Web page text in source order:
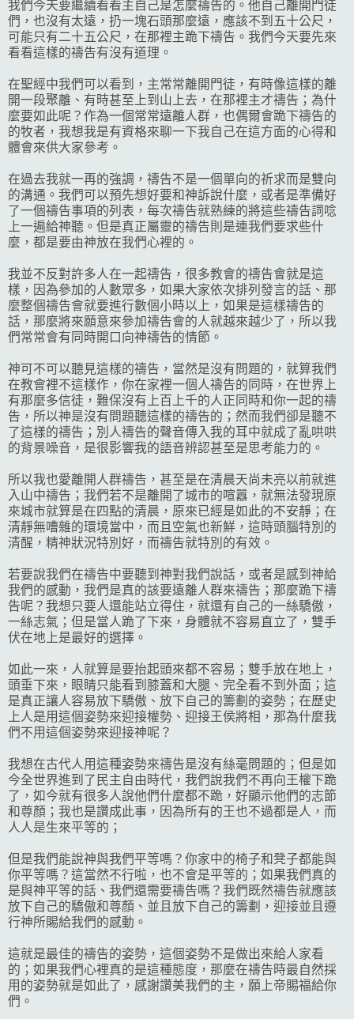
我們今天要繼續看看主自己是怎麼禱告的。他自己離開門徒
們，也沒有太遠，扔一塊石頭那麼遠，應該不到五十公尺，
可能只有二十五公尺，在那裡主跪下禱告。我們今天要先來
看看這樣的禱告有沒有道理。
在聖經中我們可以看到，主常常離開門徒，有時像這樣的離
開一段聚離、有時甚至上到山上去，在那裡主才禱告；為什
麼要如此呢？作為一個常常遠離人群，也偶爾會跪下禱告的
的牧者，我想我是有資格來聊一下我自己在這方面的心得和
體會來供大家參考。
在過去我就一再的強調，禱告不是一個單向的祈求而是雙向
的溝通。我們可以預先想好要和神訴說什麼，或者是準備好
了一個禱告事項的列表，每次禱告就熟練的將這些禱告詞唸
上一遍給神聽。但是真正屬靈的禱告則是連我們要求些什
麼，都是要由神放在我們心裡的。
我並不反對許多人在一起禱告，很多教會的禱告會就是這
樣，因為參加的人數眾多，如果大家依次排列發言的話、那
麼整個禱告會就要進行數個小時以上，如果是這樣禱告的
話，那麼將來願意來參加禱告會的人就越來越少了，所以我
們常常會有同時開口向神禱告的情節。
神可不可以聽見這樣的禱告，當然是沒有問題的，就算我們
在教會裡不這樣作，你在家裡一個人禱告的同時，在世界上
有那麼多信徒，難保沒有上百上千的人正同時和你一起的禱
告，所以神是沒有問題聽這樣的禱告的；然而我們卻是聽不
了這樣的禱告；別人禱告的聲音傳入我的耳中就成了亂哄哄
的背景噪音，是很影響我的語音辨認甚至是思考能力的。
所以我也愛離開人群禱告，甚至是在清晨天尚未亮以前就進
入山中禱告；我們若不是離開了城市的喧囂，就無法發現原
來城市就算是在四點的清晨，原來已經是如此的不安靜；在
清靜無嘈雜的環境當中，而且空氣也新鮮，這時頭腦特別的
清醒，精神狀況特別好，而禱告就特別的有效。
若要說我們在禱告中要聽到神對我們說話，或者是感到神給
我們的感動，我們是真的該要遠離人群來禱告；那麼跪下禱
告呢？我想只要人還能站立得住，就還有自己的一絲驕傲，
一絲志氣；但是當人跪了下來，身體就不容易直立了，雙手
伏在地上是最好的選擇。
如此一來，人就算是要抬起頭來都不容易；雙手放在地上，
頭垂下來，眼睛只能看到膝蓋和大腿、完全看不到外面；這
是真正讓人容易放下驕傲、放下自己的籌劃的姿勢；在歷史
上人是用這個姿勢來迎接權勢、迎接王侯將相，那為什麼我
們不用這個姿勢來迎接神呢？
我想在古代人用這種姿勢來禱告是沒有絲毫問題的；但是如
今全世界進到了民主自由時代，我們說我們不再向王權下跪
了，如今就有很多人說他們什麼都不跪，好顯示他們的志節
和尊顏；我也是讚成此事，因為所有的王也不過都是人，而
人人是生來平等的；
但是我們能說神與我們平等嗎？你家中的椅子和凳子都能與
你平等嗎？這當然不行啦，也不會是平等的；如果我們真的
是與神平等的話、我們還需要禱告嗎？我們既然禱告就應該
放下自己的驕傲和尊顏、並且放下自己的籌劃，迎接並且遵
行神所賜給我們的感動。
這就是最佳的禱告的姿勢，這個姿勢不是做出來給人家看
的；如果我們心裡真的是這種態度，那麼在禱告時最自然採
用的姿勢就是如此了，感謝讚美我們的主，願上帝賜福給你
們。